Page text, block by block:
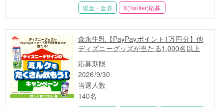
現金・金券 X(Twitter)応募
森永牛乳【PayPayポイント1万円分】他
ディズニーグッズが当たる1,000名以上
応募期限
2026/9/30
当選人数
140名